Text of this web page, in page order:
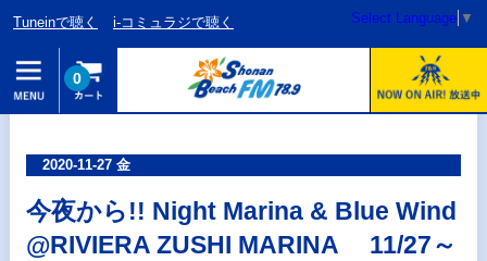
Tuneinで聴く i-コミュラジで聴く Select Language ▼
0
2020-11-27 金
今夜から!! Night Marina & Blue Wind
@RIVIERA ZUSHI MARINA 11/27～